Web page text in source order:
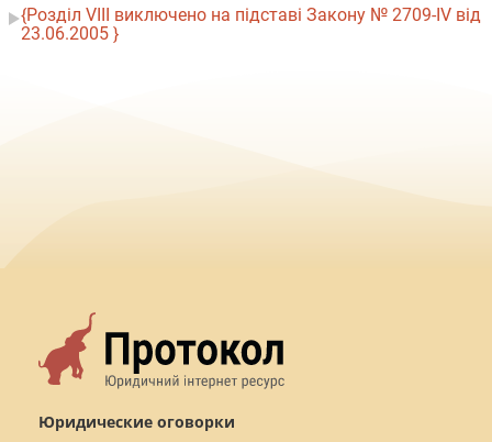
{Розділ VIII виключено на підставі Закону № 2709-IV від
23.06.2005 }
Юридические оговорки